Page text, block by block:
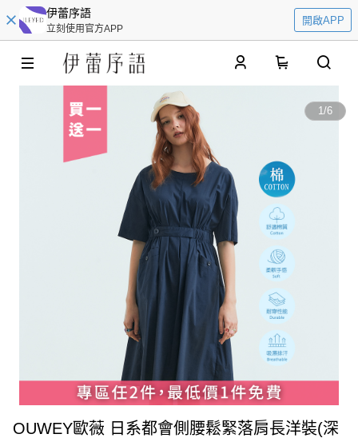
伊蕾序語
立刻使用官方APP
開啟APP
1/6
OUWEY歐薇 日系都會側腰鬆緊落肩長洋裝(深